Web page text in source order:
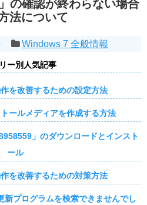
の確認が終わらない場合
法について
Windows 7 全般情報
ー別人気記事
を改善するための設定方法
ールメディアを作成する方法
」のダウンロードとインスト
ール
を改善するための対策方法
新プログラムを検索できませんでし